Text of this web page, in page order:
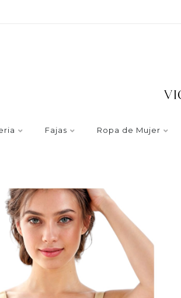
Fajas Ropa de Mujer